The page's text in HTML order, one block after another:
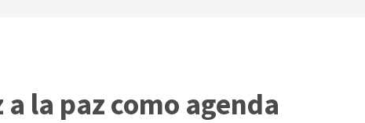
la paz como agenda